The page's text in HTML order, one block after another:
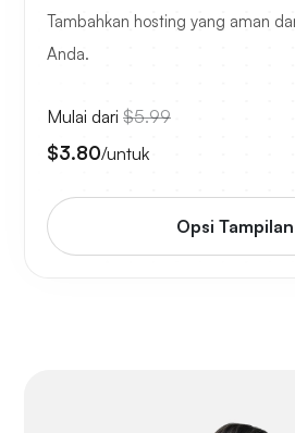
Tambahkan hosting yang aman
Anda.
Mulai dari $5.99
$3.80/untuk
Opsi Tampilan